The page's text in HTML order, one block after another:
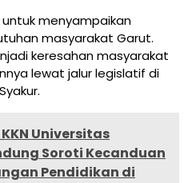
menyampaikan
masyarakat Garut.
keresahan masyarakat
lewat jalur legislatif di
Universitas
Soroti Kecanduan
Pendidikan di